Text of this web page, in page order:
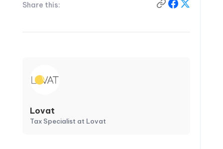
Share this:
Lovat
Tax Specialist at Lovat